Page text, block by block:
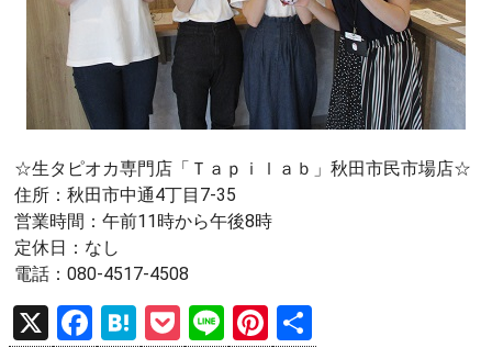
☆生タピオカ専門店「Ｔａｐｉｌａｂ」秋田市民市場店☆
住所：秋田市中通4丁目7-35
営業時間：午前11時から午後8時
定休日：なし
電話：080-4517-4508
X
F
H
P
Li
Pi